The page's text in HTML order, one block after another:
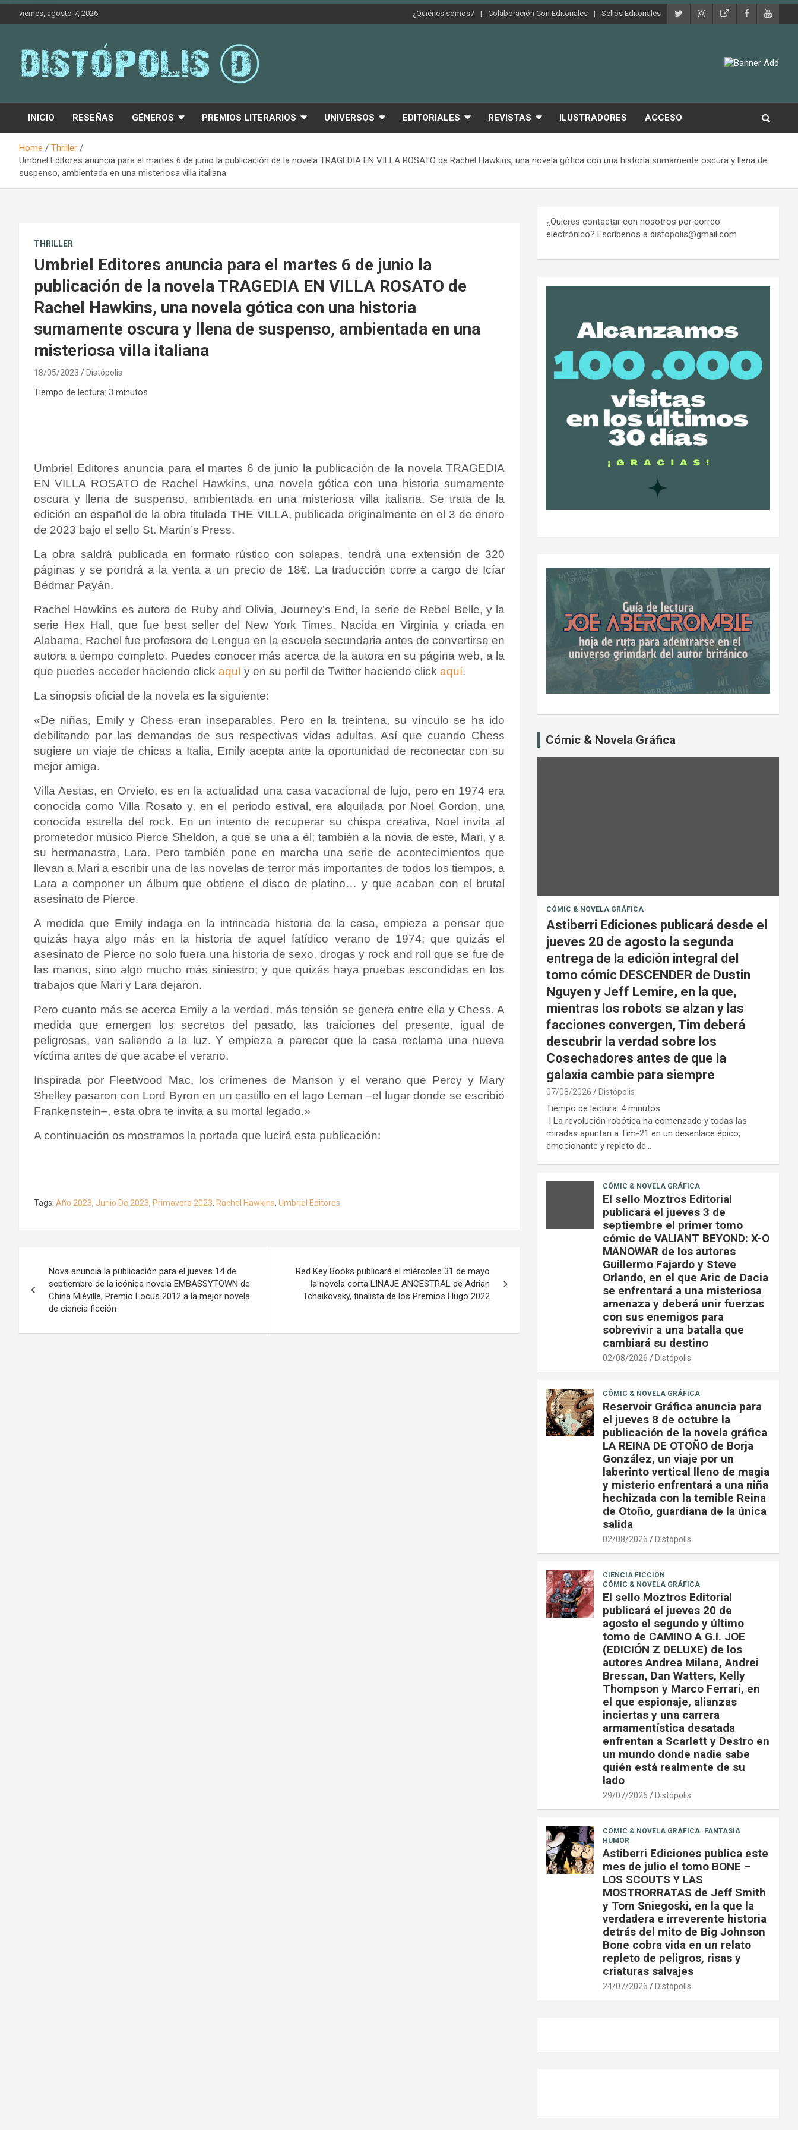
Skip
viernes, agosto 7, 2026 ¿Quiénes somos? Colaboración Con Editoriales Sellos Editoriales
Distópolis
INICIO RESEÑAS GÉNEROS PREMIOS LITERARIOS UNIVERSOS EDITORIALES REVISTAS ILUSTRADORES ACCESO
Home
Thriller
Umbriel Editores anuncia para el martes 6 de junio la publicación de la novela TRAGEDIA EN VILLA ROSATO de Rachel Hawkins, una novela gótica con una historia sumamente oscura y llena de
suspenso, ambientada en una misteriosa villa italiana
THRILLER
Umbriel Editores anuncia para el martes 6 de junio la
publicación de la novela TRAGEDIA EN VILLA ROSATO de
Rachel Hawkins, una novela gótica con una historia
sumamente oscura y llena de suspenso, ambientada en una
misteriosa villa italiana
18/05/2023 Distópolis
Tiempo de lectura: 3 minutos
Umbriel Editores anuncia para el martes 6 de junio la publicación de la novela TRAGEDIA
EN VILLA ROSATO de Rachel Hawkins, una novela gótica con una historia sumamente
oscura y llena de suspenso, ambientada en una misteriosa villa italiana. Se trata de la
edición en español de la obra titulada THE VILLA, publicada originalmente en el 3 de enero
de 2023 bajo el sello St. Martin’s Press.
La obra saldrá publicada en formato rústico con solapas, tendrá una extensión de 320
páginas y se pondrá a la venta a un precio de 18€. La traducción corre a cargo de Icíar
Bédmar Payán.
Rachel Hawkins es autora de Ruby and Olivia, Journey’s End, la serie de Rebel Belle, y la
serie Hex Hall, que fue best seller del New York Times. Nacida en Virginia y criada en
Alabama, Rachel fue profesora de Lengua en la escuela secundaria antes de convertirse en
autora a tiempo completo. Puedes conocer más acerca de la autora en su página web, a la
que puedes acceder haciendo click aquí y en su perfil de Twitter haciendo click aquí.
La sinopsis oficial de la novela es la siguiente:
«De niñas, Emily y Chess eran inseparables. Pero en la treintena, su vínculo se ha ido
debilitando por las demandas de sus respectivas vidas adultas. Así que cuando Chess
sugiere un viaje de chicas a Italia, Emily acepta ante la oportunidad de reconectar con su
mejor amiga.
Villa Aestas, en Orvieto, es en la actualidad una casa vacacional de lujo, pero en 1974 era
conocida como Villa Rosato y, en el periodo estival, era alquilada por Noel Gordon, una
conocida estrella del rock. En un intento de recuperar su chispa creativa, Noel invita al
prometedor músico Pierce Sheldon, a que se una a él; también a la novia de este, Mari, y a
su hermanastra, Lara. Pero también pone en marcha una serie de acontecimientos que
llevan a Mari a escribir una de las novelas de terror más importantes de todos los tiempos, a
Lara a componer un álbum que obtiene el disco de platino… y que acaban con el brutal
asesinato de Pierce.
A medida que Emily indaga en la intrincada historia de la casa, empieza a pensar que
quizás haya algo más en la historia de aquel fatídico verano de 1974; que quizás el
asesinato de Pierce no solo fuera una historia de sexo, drogas y rock and roll que se fue de
las manos, sino algo mucho más siniestro; y que quizás haya pruebas escondidas en los
trabajos que Mari y Lara dejaron.
Pero cuanto más se acerca Emily a la verdad, más tensión se genera entre ella y Chess. A
medida que emergen los secretos del pasado, las traiciones del presente, igual de
peligrosas, van saliendo a la luz. Y empieza a parecer que la casa reclama una nueva
víctima antes de que acabe el verano.
Inspirada por Fleetwood Mac, los crímenes de Manson y el verano que Percy y Mary
Shelley pasaron con Lord Byron en un castillo en el lago Leman –el lugar donde se escribió
Frankenstein–, esta obra te invita a su mortal legado.»
A continuación os mostramos la portada que lucirá esta publicación:
Tags: Año 2023, Junio De 2023, Primavera 2023, Rachel Hawkins, Umbriel Editores
de
entradas
Nova anuncia la publicación para el jueves 14 de
septiembre de la icónica novela EMBASSYTOWN de
China Miéville, Premio Locus 2012 a la mejor novela
de ciencia ficción
Red Key Books publicará el miércoles 31 de mayo
la novela corta LINAJE ANCESTRAL de Adrian
Tchaikovsky, finalista de los Premios Hugo 2022
¿Quieres contactar con nosotros por correo
electrónico? Escríbenos a distopolis@gmail.com
Cómic & Novela Gráfica
CÓMIC & NOVELA GRÁFICA
Astiberri Ediciones publicará desde el
jueves 20 de agosto la segunda
entrega de la edición integral del
tomo cómic DESCENDER de Dustin
Nguyen y Jeff Lemire, en la que,
mientras los robots se alzan y las
facciones convergen, Tim deberá
descubrir la verdad sobre los
Cosechadores antes de que la
galaxia cambie para siempre
07/08/2026 Distópolis
Tiempo de lectura: 4 minutos
| La revolución robótica ha comenzado y todas las
miradas apuntan a Tim-21 en un desenlace épico,
emocionante y repleto de…
CÓMIC & NOVELA GRÁFICA
El sello Moztros Editorial
publicará el jueves 3 de
septiembre el primer tomo
cómic de VALIANT BEYOND: X-O
MANOWAR de los autores
Guillermo Fajardo y Steve
Orlando, en el que Aric de Dacia
se enfrentará a una misteriosa
amenaza y deberá unir fuerzas
con sus enemigos para
sobrevivir a una batalla que
cambiará su destino
02/08/2026 Distópolis
CÓMIC & NOVELA GRÁFICA
Reservoir Gráfica anuncia para
el jueves 8 de octubre la
publicación de la novela gráfica
LA REINA DE OTOÑO de Borja
González, un viaje por un
laberinto vertical lleno de magia
y misterio enfrentará a una niña
hechizada con la temible Reina
de Otoño, guardiana de la única
salida
02/08/2026 Distópolis
CIENCIA FICCIÓN
CÓMIC & NOVELA GRÁFICA
El sello Moztros Editorial
publicará el jueves 20 de
agosto el segundo y último
tomo de CAMINO A G.I. JOE
(EDICIÓN Z DELUXE) de los
autores Andrea Milana, Andrei
Bressan, Dan Watters, Kelly
Thompson y Marco Ferrari, en
el que espionaje, alianzas
inciertas y una carrera
armamentística desatada
enfrentan a Scarlett y Destro en
un mundo donde nadie sabe
quién está realmente de su
lado
29/07/2026 Distópolis
CÓMIC & NOVELA GRÁFICA
FANTASÍA
HUMOR
Astiberri Ediciones publica este
mes de julio el tomo BONE –
LOS SCOUTS Y LAS
MOSTRORRATAS de Jeff Smith
y Tom Sniegoski, en la que la
verdadera e irreverente historia
detrás del mito de Big Johnson
Bone cobra vida en un relato
repleto de peligros, risas y
criaturas salvajes
24/07/2026 Distópolis